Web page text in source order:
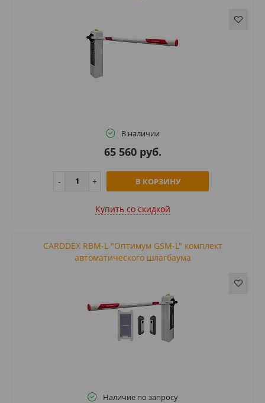
В наличии
65 560 руб.
В КОРЗИНУ
Купить cо скидкой
CARDDEX RBM-L "Оптимум GSM-L" комплект
автоматического шлагбаума
Наличие по запросу